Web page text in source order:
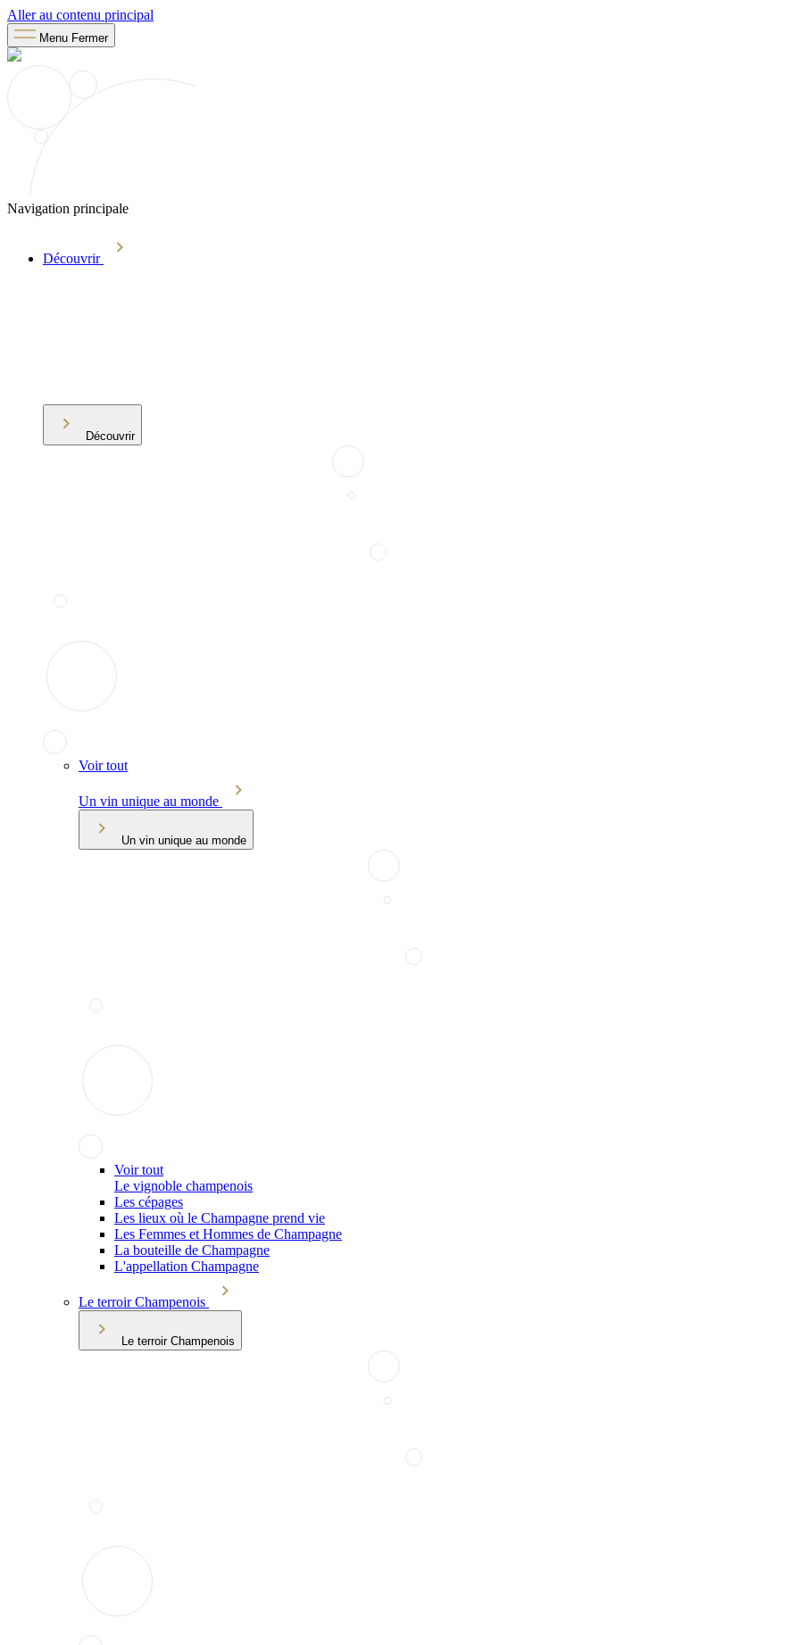
Aller au contenu principal
Menu Fermer
Navigation principale
Découvrir
Découvrir
Voir tout
Un vin unique au monde
Un vin unique au monde
Voir tout
Le vignoble champenois
Les cépages
Les lieux où le Champagne prend vie
Les Femmes et Hommes de Champagne
La bouteille de Champagne
L'appellation Champagne
Le terroir Champenois
Le terroir Champenois